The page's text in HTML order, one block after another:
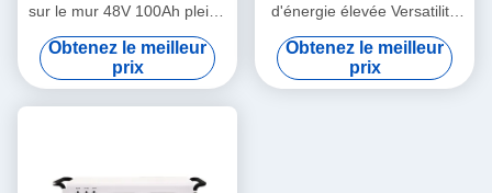
sur le mur 48V 100Ah pleine
capacité long cycle pour le
stockage d'énergie
Obtenez le meilleur
prix
d'énergie élevée Versatilité
tout en un stockage
d'énergie pour la maison
Obtenez le meilleur
prix